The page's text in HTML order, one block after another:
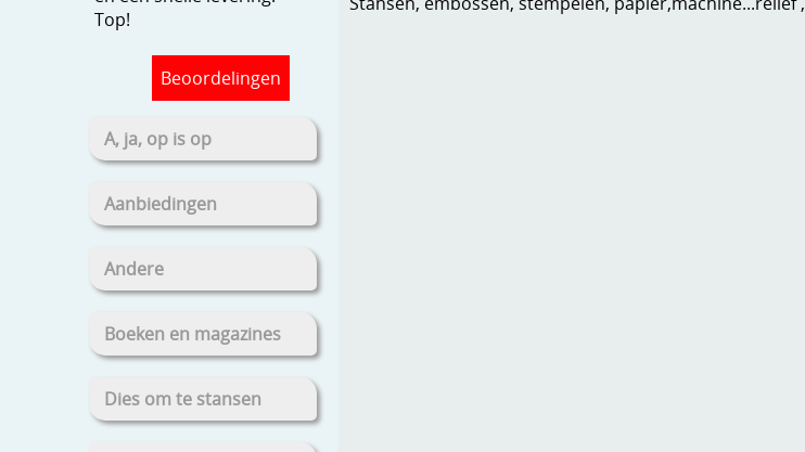
Top!
Beoordelingen
A, ja, op is op
Aanbiedingen
Andere
Boeken en magazines
Dies om te stansen